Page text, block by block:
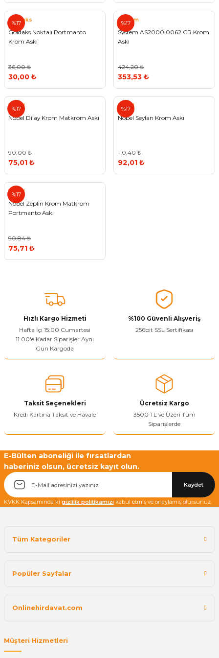
%17
Goldaks
Goldaks Noktalı Portmanto
Krom Askı
36,00 ₺
30,00 ₺
%17
System
System AS2000 0062 CR Krom
Askı
424,20 ₺
353,53 ₺
%17
Nobel
Nobel Dilay Krom Matkrom Askı
90,00 ₺
75,01 ₺
%17
Nobel
Nobel Seylan Krom Askı
110,40 ₺
92,01 ₺
%17
Nobel
Nobel Zeplin Krom Matkrom
Portmanto Askı
90,84 ₺
75,71 ₺
Hızlı Kargo Hizmeti
Hafta İçi 15:00 Cumartesi
11.00'e Kadar Siparişler Aynı
Gün Kargoda
%100 Güvenli Alışveriş
256bit SSL Sertifikası
Taksit Seçenekleri
Kredi Kartına Taksit ve Havale
Ücretsiz Kargo
3500 TL ve Üzeri Tüm
Siparişlerde
E-Bülten aboneliği ile fırsatlardan
haberiniz olsun, ücretsiz kayıt olun.
Kaydet
KVKK Kapsamında ki gizlilik politikamızı kabul etmiş ve onaylamış olursunuz.
Tüm Kategoriler
Popüler Sayfalar
Onlinehirdavat.com
Müşteri Hizmetleri